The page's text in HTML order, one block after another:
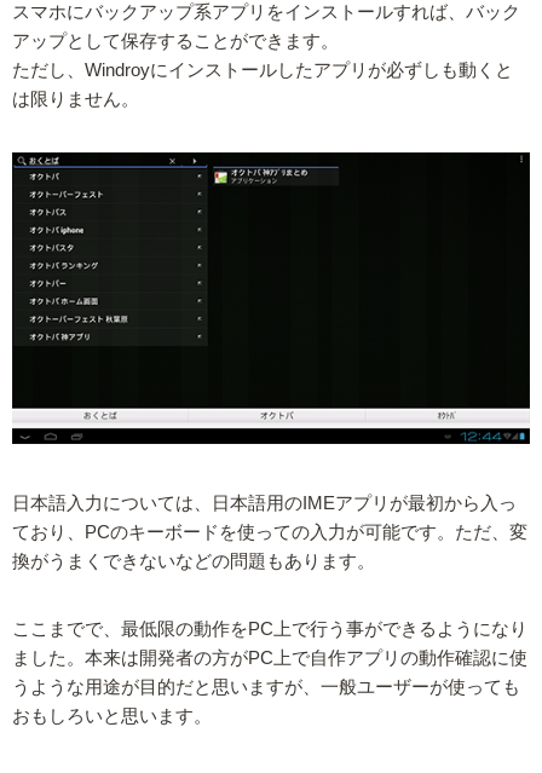
スマホにバックアップ系アプリをインストールすれば、バック
アップとして保存することができます。
ただし、Windroyにインストールしたアプリが必ずしも動くと
は限りません。
日本語入力については、日本語用のIMEアプリが最初から入っ
ており、PCのキーボードを使っての入力が可能です。ただ、変
換がうまくできないなどの問題もあります。
ここまでで、最低限の動作をPC上で行う事ができるようになり
ました。本来は開発者の方がPC上で自作アプリの動作確認に使
うような用途が目的だと思いますが、一般ユーザーが使っても
おもしろいと思います。